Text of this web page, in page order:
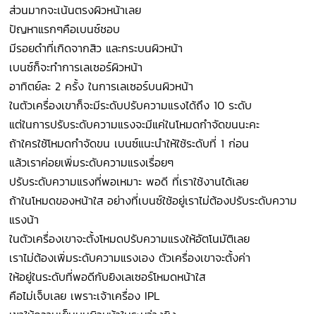
ส่วนมากจะเน้นตรงผิวหน้าเลย
ปัญหาแรกๆคือเบนซ์ชอบ
มีรอยดำที่เกิดจากสิว และกระบนผิวหน้า
เบนซ์ก็จะทำการเลเซอร์ผิวหน้า
อาทิตย์ละ 2 ครั้ง ในการเลเซอร์บนผิวหน้า
ในตัวเครื่องเขาก็จะมีระดับปรับความแรงได้ถึง 10 ระดับ
แต่ในการปรับระดับความแรงจะมีแค่ในโหมดกำจัดขนนะคะ
ถ้าใครใช้โหมดกำจัดขน เบนซ์แนะนำให้ใช้ระดับที่ 1 ก่อน
แล้วเราค่อยเพิ่มระดับความแรงเรื่อยๆ
ปรับระดับความแรงที่พอเหมาะ พอดี ที่เราใช้งานได้เลย
ถ้าในโหมดของหน้าใส อย่างที่เบนซ์ใช้อยู่เราไม่ต้องปรับระดับความ
แรงน้า
ในตัวเครื่องเขาจะตั้งโหมดปรับความแรงให้อัตโนมัติเลย
เราไม่ต้องเพิ่มระดับความแรงเอง ตัวเครื่องเขาจะตั้งค่า
ให้อยู่ในระดับที่พอดีกับยิงเลเซอร์โหมดหน้าใส
คือไม่เจ็บเลย เพราะเจ้าเครื่อง IPL